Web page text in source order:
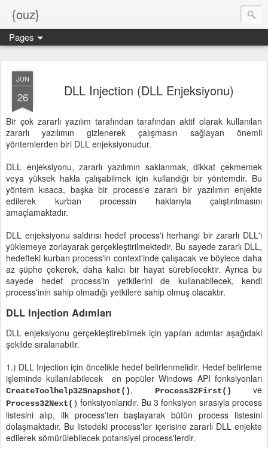
{ouz}
Pages
JUN
26 DLL Injection (DLL Enjeksiyonu)
Bir çok zararlı yazılım tarafından tarafından aktif olarak kullanılan
zararlı yazılımın gizlenerek çalışmasın sağlayan önemli
yöntemlerden biri DLL enjeksiyonudur.
DLL enjeksiyonu, zararlı yazılımın saklanmak, dikkat çekmemek
veya yüksek hakla çalışabilmek için kullandığı bir yöntemdir. Bu
yöntem kısaca, başka bir process'e zararlı bir yazılımın enjekte
edilerek kurban processin haklarıyla çalıştırılmasını
amaçlamaktadır.
DLL enjeksiyonu saldırısı hedef process'i herhangi bir zararlı DLL'i
yüklemeye zorlayarak gerçekleştirilmektedir. Bu sayede zararlı DLL,
hedefteki kurban process'in context'inde çalışacak ve böylece daha
az şüphe çekerek, daha kalıcı bir hayat sürebilecektir. Ayrıca bu
sayede hedef process'in yetkilerini de kullanabilecek, kendi
process'inin sahip olmadığı yetkilere sahip olmuş olacaktır.
DLL Injection Adımları
DLL enjeksiyonu gerçekleştirebilmek için yapılan adımlar aşağıdaki
şekilde sıralanabilir.
1.) DLL Injection için öncelikle hedef belirlenmelidir. Hedef belirleme
işleminde kullanılabilecek en popüler Windows API fonksiyonları
CreateToolhelp32Snapshot(), Process32First() ve
Process32Next( ) fonksiyonlarıdır. Bu 3 fonksiyon sırasıyla process
listesini alıp, ilk process'ten başlayarak bütün process listesini
dolaşmaktadır. Bu listedeki process'ler içerisine zararlı DLL enjekte
edilerek sömürülebilecek potansiyel process'lerdir.